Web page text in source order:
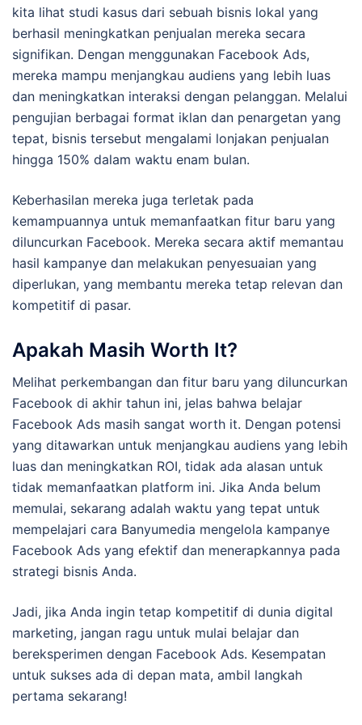
kita lihat studi kasus dari sebuah bisnis lokal yang
berhasil meningkatkan penjualan mereka secara
signifikan. Dengan menggunakan Facebook Ads,
mereka mampu menjangkau audiens yang lebih luas
dan meningkatkan interaksi dengan pelanggan. Melalui
pengujian berbagai format iklan dan penargetan yang
tepat, bisnis tersebut mengalami lonjakan penjualan
hingga 150% dalam waktu enam bulan.
Keberhasilan mereka juga terletak pada
kemampuannya untuk memanfaatkan fitur baru yang
diluncurkan Facebook. Mereka secara aktif memantau
hasil kampanye dan melakukan penyesuaian yang
diperlukan, yang membantu mereka tetap relevan dan
kompetitif di pasar.
Apakah Masih Worth It?
Melihat perkembangan dan fitur baru yang diluncurkan
Facebook di akhir tahun ini, jelas bahwa belajar
Facebook Ads masih sangat worth it. Dengan potensi
yang ditawarkan untuk menjangkau audiens yang lebih
luas dan meningkatkan ROI, tidak ada alasan untuk
tidak memanfaatkan platform ini. Jika Anda belum
memulai, sekarang adalah waktu yang tepat untuk
mempelajari cara Banyumedia mengelola kampanye
Facebook Ads yang efektif dan menerapkannya pada
strategi bisnis Anda.
Jadi, jika Anda ingin tetap kompetitif di dunia digital
marketing, jangan ragu untuk mulai belajar dan
bereksperimen dengan Facebook Ads. Kesempatan
untuk sukses ada di depan mata, ambil langkah
pertama sekarang!